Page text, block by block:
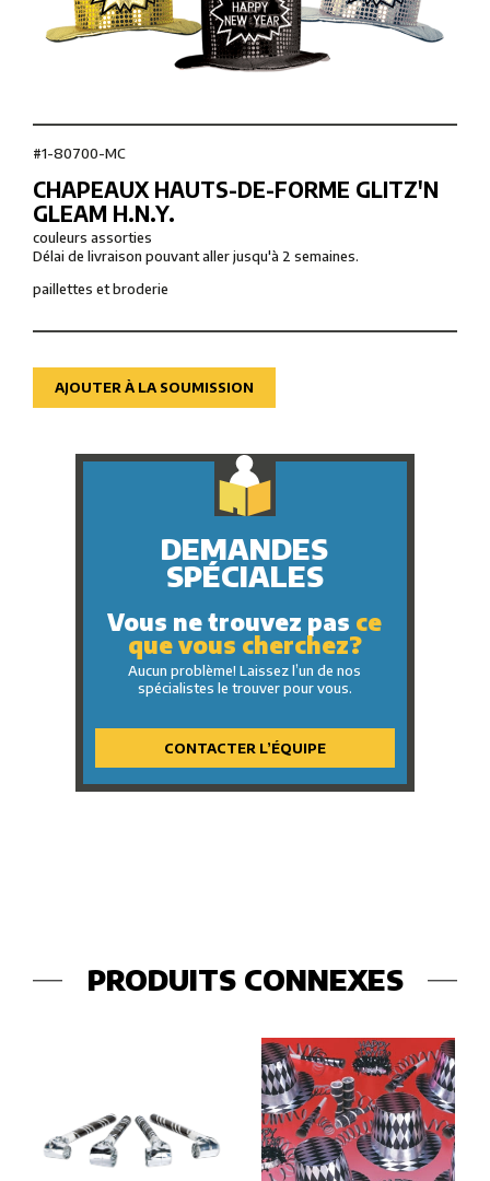
#1-80700-MC
CHAPEAUX HAUTS-DE-FORME GLITZ'N
GLEAM H.N.Y.
couleurs assorties
Délai de livraison pouvant aller jusqu'à 2 semaines.
paillettes et broderie
AJOUTER À LA SOUMISSION
DEMANDES
SPÉCIALES
Vous ne trouvez pas ce
que vous cherchez?
Aucun problème! Laissez l’un de nos
spécialistes le trouver pour vous.
CONTACTER L’ÉQUIPE
PRODUITS CONNEXES